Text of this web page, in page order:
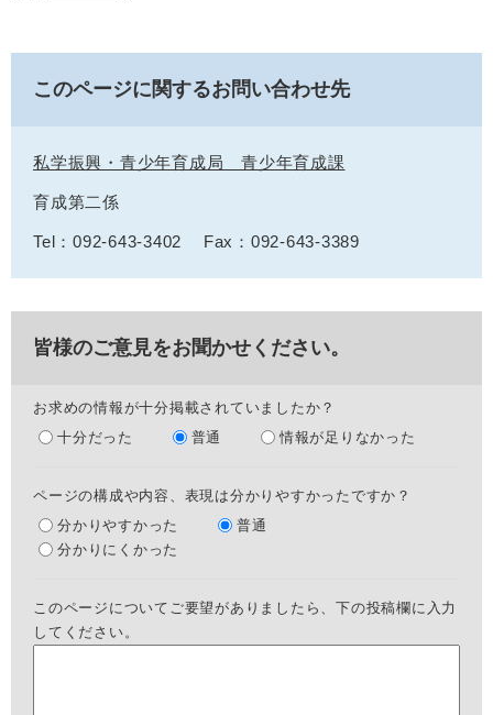
このページに関するお問い合わせ先
私学振興・青少年育成局 青少年育成課
育成第二係
Tel：092-643-3402 Fax：092-643-3389
皆様のご意見をお聞かせください。
お求めの情報が十分掲載されていましたか？
十分だった
普通 情報が足りなかった
ページの構成や内容、表現は分かりやすかったですか？
分かりやすかった
普通
分かりにくかった
このページについてご要望がありましたら、下の投稿欄に入力
してください。